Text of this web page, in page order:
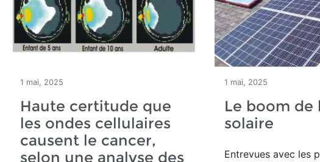
1 mai, 2025
Haute certitude que
les ondes cellulaires
causent le cancer,
selon une analyse des
1 mai, 2025
Le boom de
solaire
Entrevues avec les